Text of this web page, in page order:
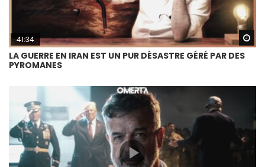
41:34
LA GUERRE EN IRAN EST UN PUR DÉSASTRE GÉRÉ PAR DES
PYROMANES